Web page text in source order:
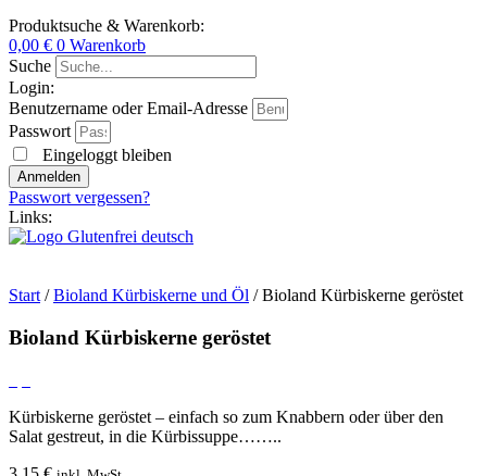
Produktsuche & Warenkorb:
0,00 € 0 Warenkorb
Suche
Login:
Benutzername oder Email-Adresse
Passwort
Eingeloggt bleiben
Anmelden
Passwort vergessen?
Links:
Start /Bioland Kürbiskerne und Öl / Bioland Kürbiskerne geröstet
Bioland Kürbiskerne geröstet
Kürbiskerne geröstet – einfach so zum Knabbern oder über den
Salat gestreut, in die Kürbissuppe……..